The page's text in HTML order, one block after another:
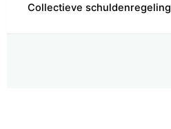
Collectieve schuldenregeling